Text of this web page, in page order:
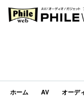
PHILE WEB｜AV/
ホーム AV オーデ